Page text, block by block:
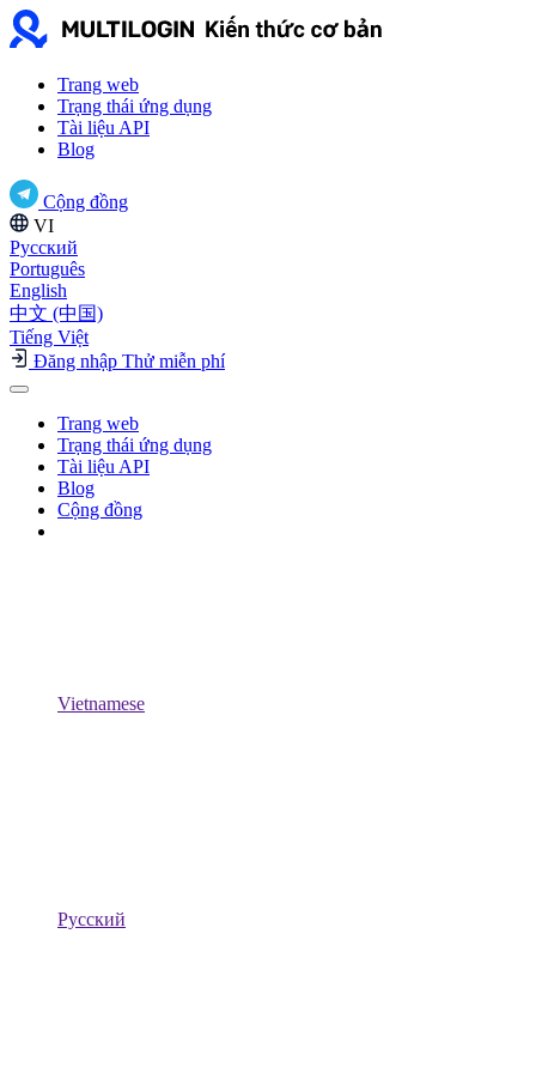
Trang web
Trạng thái ứng dụng
Tài liệu API
Blog
Cộng đồng
VI
Русский
Português
English
中文 (中国)
Tiếng Việt
Đăng nhập Thử miễn phí
Trang web
Trạng thái ứng dụng
Tài liệu API
Blog
Cộng đồng
Vietnamese
Русский